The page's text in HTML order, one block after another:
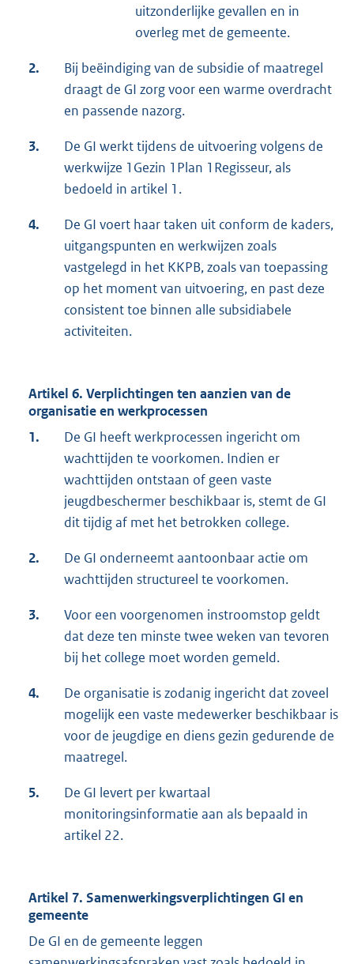
uitzonderlijke gevallen en in
overleg met de gemeente.
2.
Bij beëindiging van de subsidie of maatregel
draagt de GI zorg voor een warme overdracht
en passende nazorg.
3.
De GI werkt tijdens de uitvoering volgens de
werkwijze 1Gezin 1Plan 1Regisseur, als
bedoeld in artikel 1.
4.
De GI voert haar taken uit conform de kaders,
uitgangspunten en werkwijzen zoals
vastgelegd in het KKPB, zoals van toepassing
op het moment van uitvoering, en past deze
consistent toe binnen alle subsidiabele
activiteiten.
Artikel 6. Verplichtingen ten aanzien van de
organisatie en werkprocessen
1.
De GI heeft werkprocessen ingericht om
wachttijden te voorkomen. Indien er
wachttijden ontstaan of geen vaste
jeugdbeschermer beschikbaar is, stemt de GI
dit tijdig af met het betrokken college.
2.
De GI onderneemt aantoonbaar actie om
wachttijden structureel te voorkomen.
3.
Voor een voorgenomen instroomstop geldt
dat deze ten minste twee weken van tevoren
bij het college moet worden gemeld.
4.
De organisatie is zodanig ingericht dat zoveel
mogelijk een vaste medewerker beschikbaar is
voor de jeugdige en diens gezin gedurende de
maatregel.
5.
De GI levert per kwartaal
monitoringsinformatie aan als bepaald in
artikel 22.
Artikel 7. Samenwerkingsverplichtingen GI en
gemeente
De GI en de gemeente leggen